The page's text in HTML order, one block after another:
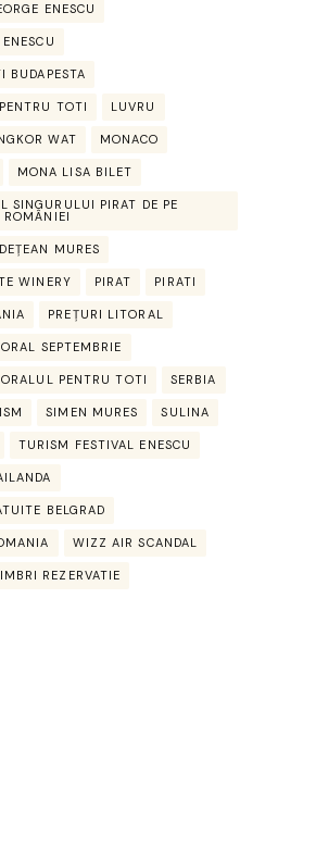
ENESCU
BUDAPESTA
TOTI LUVRU
WAT MONACO
MONA LISA BILET
SINGURULUI PIRAT DE PE
MURES
WINERY PIRAT PIRATI
PREȚURI LITORAL
SEPTEMBRIE
PENTRU TOTI SERBIA
SIMEN MURES SULINA
TURISM FESTIVAL ENESCU
BELGRAD
WIZZ AIR SCANDAL
REZERVATIE